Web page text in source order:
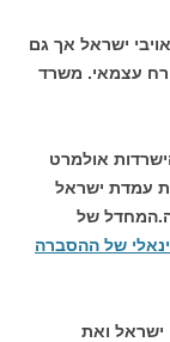
ישראל אך גם
עצמאי. משרד
אולמרט
עמדת ישראל
של
של ההסברה
ישראל ואת